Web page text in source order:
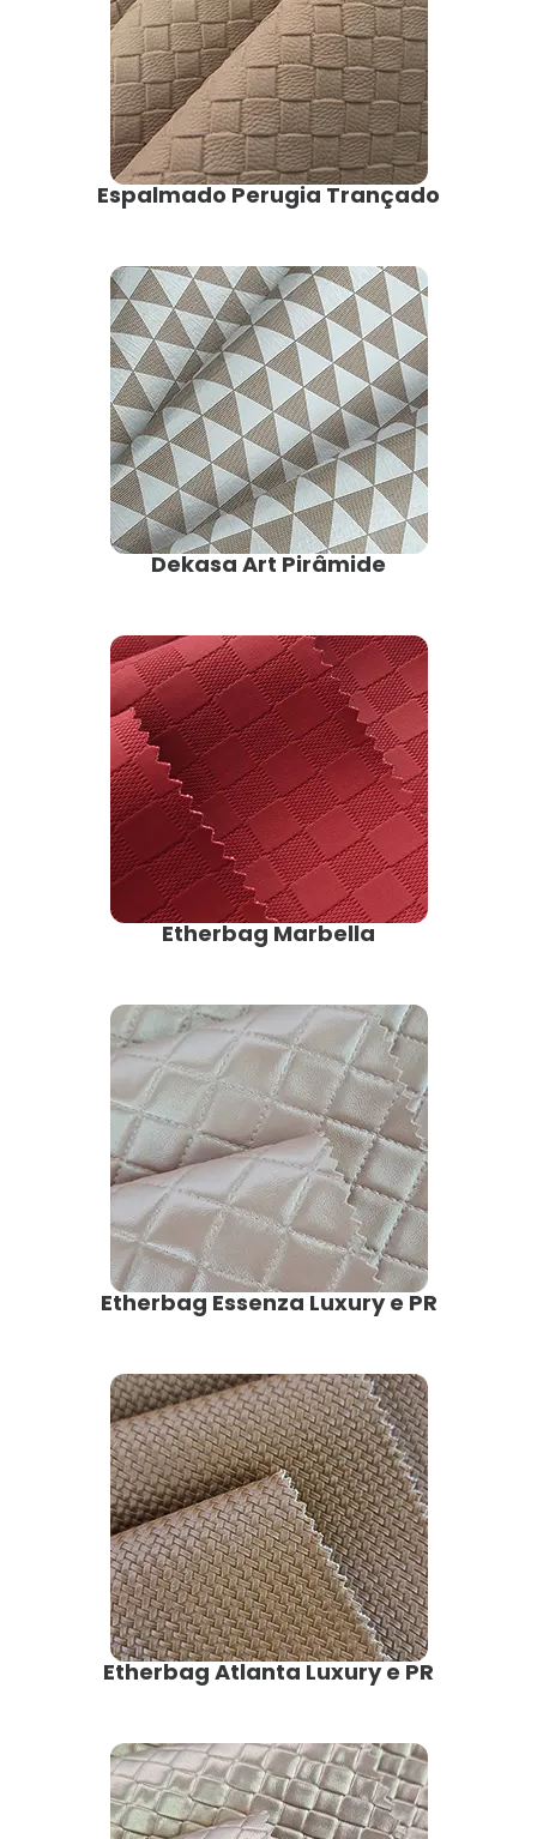
Espalmado Perugia Trançado
Dekasa Art Pirâmide
Etherbag Marbella
Etherbag Essenza Luxury e PR
Etherbag Atlanta Luxury e PR